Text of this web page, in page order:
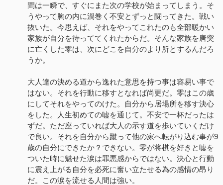
間は一瞬で、すぐにまた次の学校が始まってしまう。そ
うやって胸の内に渦巻く不安とずっと闘ってきた。戦い
抜いた。今思えば、それをやってこれたのも全部暖かい
家族が自分を待っててくれたからだ。そんな家族を唐突
に亡くした零は、次にどこを自分のより所とするんだろ
うか。
大人達の決める道から逸れた意思を持つ事は容易い事で
はない。それを行動に移すとなれば尚更だ。零はこの歳
にしてそれをやってのけた。自分から居場所を移す決心
をした。人生初めての嘘を通じて。不安で一杯だったは
ずだ。ただ座っていれば大人の示す道を歩いていくだけ
で良い。それを自分から蹴って他の家へ転がり込む事が9
歳の自分にできたか？できない。零が将棋を好きと嘘を
ついた時に魅せた涙は罪悪感からではない。決心と行動
に震え上がる自分を必死に奮い立たせる為の感情の昂り
だ。この涙を流せる人間は強い。